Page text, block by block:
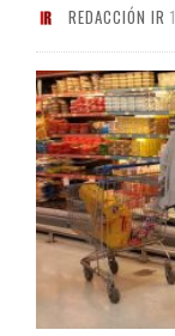
REDACCIÓN IR